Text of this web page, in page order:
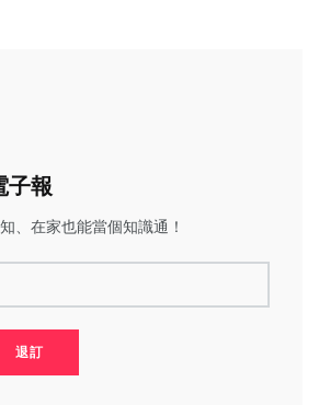
子報
、在家也能當個知識通！
退訂